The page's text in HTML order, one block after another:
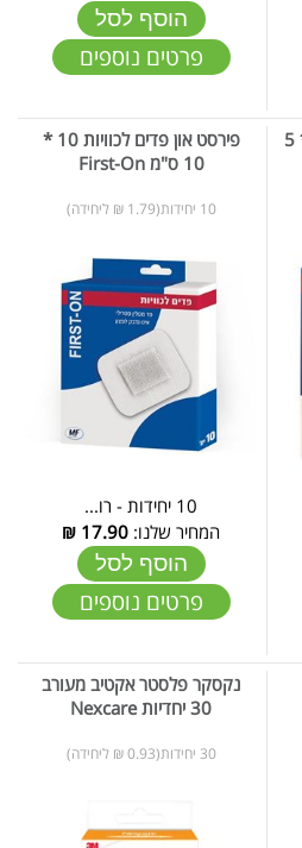
הוסף לסל
פרטים נוספים
פירסט און פדים לכוויות 7.2 * 5
פירסט און פדים לכוויות 10 *
10 ס"מ First-On
10 יחידות(1.79 ₪ ליחידה)
10 יחידות - רו...
המחיר שלנו: 17.90
₪
הוסף לסל
פרטים נוספים
נקסקר פלסטר אקטיב מעורב
30 יחדיות Nexcare
30 יחידות(0.93 ₪ ליחידה)